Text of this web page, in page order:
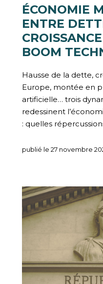
ÉCONOMIE
ENTRE
BOOM
Hausse de la dette,
Europe, montée en
artificielle… trois
redessinent
: quelles
publié le 27 novembre